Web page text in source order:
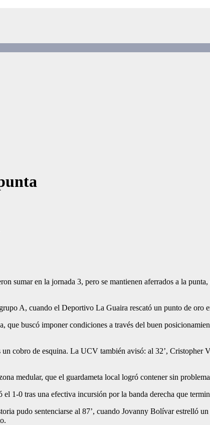
en la jornada 3, pero se mantienen aferrados a la
A, cuando el Deportivo La Guaira rescató un punto de oro
buscó imponer condiciones a través del buen
cobro de esquina. La UCV también avisó: al 32’, Cristopher
medular, que el guardameta local logró contener sin
1-0 tras una efectiva incursión por la banda derecha que
pudo sentenciarse al 87’, cuando Jovanny Bolívar estrelló